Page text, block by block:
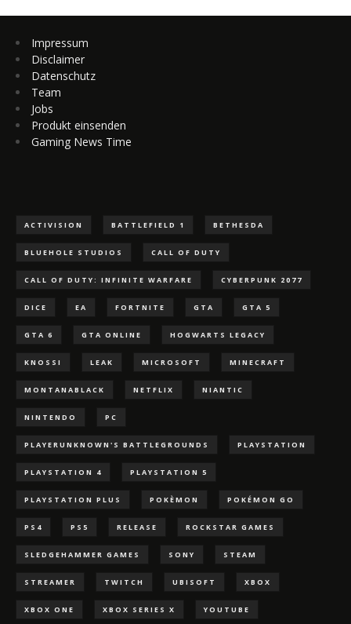
Impressum
Disclaimer
Datenschutz
Team
Jobs
Produkt einsenden
Gaming News Time
ACTIVISION BATTLEFIELD 1 BETHESDA
BLUEHOLE STUDIOS CALL OF DUTY
CALL OF DUTY: INFINITE WARFARE CYBERPUNK 2077
DICE EA FORTNITE GTA GTA 5
GTA 6 GTA ONLINE HOGWARTS LEGACY
KNOSSI LEAK MICROSOFT MINECRAFT
MONTANABLACK NETFLIX NIANTIC
NINTENDO PC
PLAYERUNKNOWN'S BATTLEGROUNDS PLAYSTATION
PLAYSTATION 4 PLAYSTATION 5
PLAYSTATION PLUS POKÈMON POKÉMON GO
PS4 PS5 RELEASE ROCKSTAR GAMES
SLEDGEHAMMER GAMES SONY STEAM
STREAMER TWITCH UBISOFT XBOX
XBOX ONE XBOX SERIES X YOUTUBE